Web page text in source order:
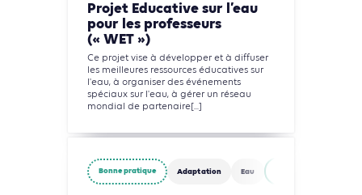
Projet Educative sur l’eau
pour les professeurs
(« WET »)
Ce projet vise à développer et à diffuser
les meilleures ressources éducatives sur
l'eau, à organiser des événements
spéciaux sur l'eau, à gérer un réseau
mondial de partenaire[...]
Bonne pratique Adaptation Eau